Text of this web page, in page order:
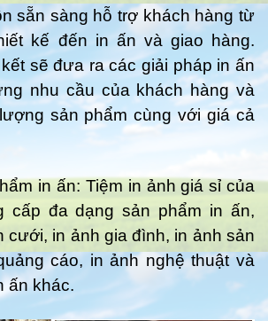
sẵn sàng hỗ trợ khách hàng từ
kế đến in ấn và giao hàng.
sẽ đưa ra các giải pháp in ấn
nhu cầu của khách hàng và
sản phẩm cùng với giá cả
in ấn: Tiệm in ảnh giá sỉ của
cấp đa dạng sản phẩm in ấn,
cưới, in ảnh gia đình, in ảnh sản
cáo, in ảnh nghệ thuật và
ấn khác.